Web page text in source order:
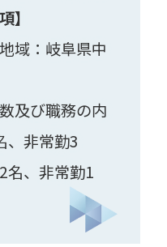
】
域：岐阜県中
及び職務の内
、非常勤3
名、非常勤1